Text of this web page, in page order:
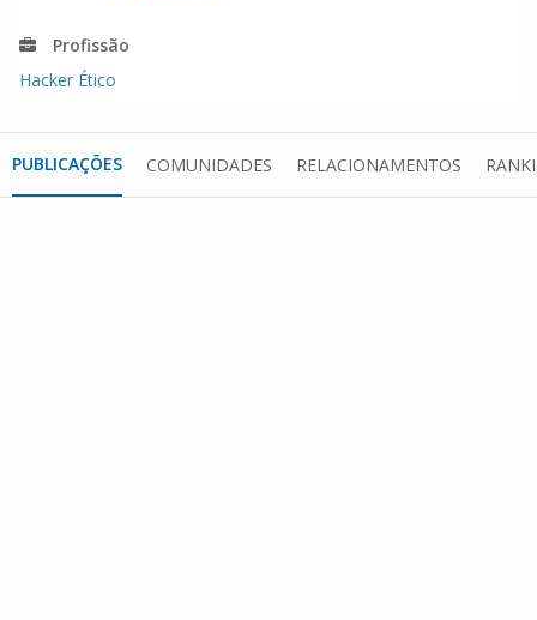
Profissão
Hacker Ético
PUBLICAÇÕES COMUNIDADES RELACIONAMENTOS